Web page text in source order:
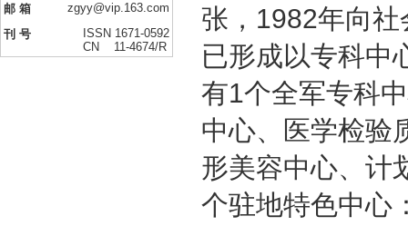
邮 箱
zgyy@vip.163.com
刊 号
ISSN 1671-0592
CN 11-4674/R
张，1982年向
已形成以专科中
有1个全军专科
中心、医学检验
形美容中心、计
个驻地特色中心